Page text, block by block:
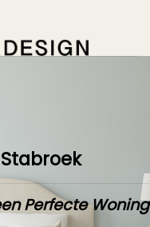
Perfecte Woning